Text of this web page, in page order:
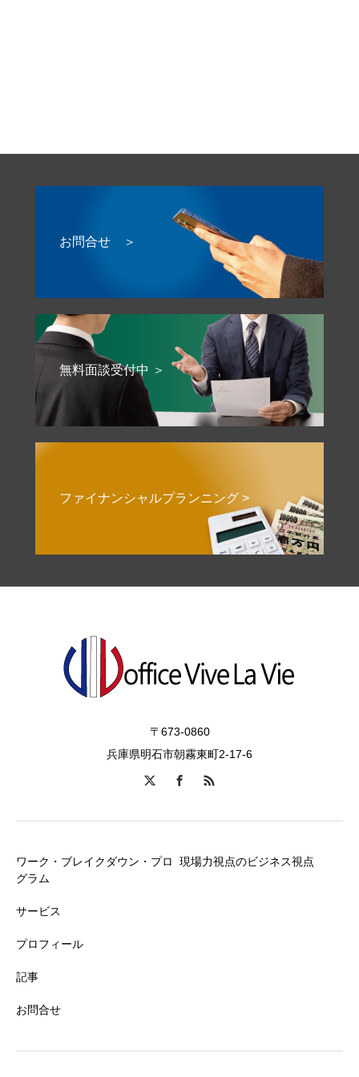
お問合せ ＞
無料面談受付中 ＞
ファイナンシャルプランニング >
〒673-0860
兵庫県明石市朝霧東町2-17-6
ワーク・ブレイクダウン・プロ
グラム
サービス
プロフィール
記事
お問合せ
現場力視点のビジネス視点